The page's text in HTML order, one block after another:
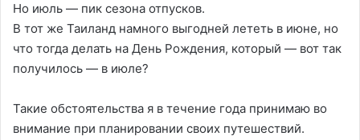
Но июль — пик сезона отпусков.
В тот же Таиланд намного выгодней лететь в июне, но
что тогда делать на День Рождения, который — вот так
получилось — в июле?
Такие обстоятельства я в течение года принимаю во
внимание при планировании своих путешествий.